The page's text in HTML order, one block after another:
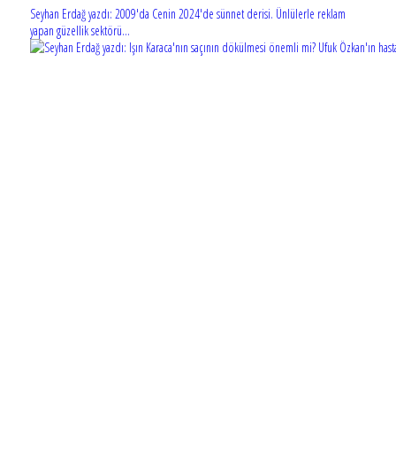
Seyhan Erdağ yazdı: 2009'da Cenin 2024'de sünnet derisi. Ünlülerle reklam
yapan güzellik sektörü...